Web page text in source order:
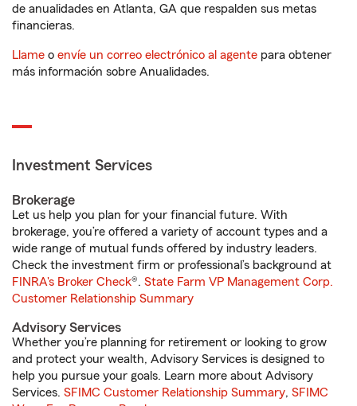
de anualidades en Atlanta, GA que respalden sus metas
financieras.
Llame o envíe un correo electrónico al agente para obtener
más información sobre Anualidades.
Investment Services
Brokerage
Let us help you plan for your financial future. With
brokerage, you’re offered a variety of account types and a
wide range of mutual funds offered by industry leaders.
Check the investment firm or professional’s background at
FINRA's Broker Check®. State Farm VP Management Corp.
Customer Relationship Summary
Advisory Services
Whether you’re planning for retirement or looking to grow
and protect your wealth, Advisory Services is designed to
help you pursue your goals. Learn more about Advisory
Services. SFIMC Customer Relationship Summary, SFIMC